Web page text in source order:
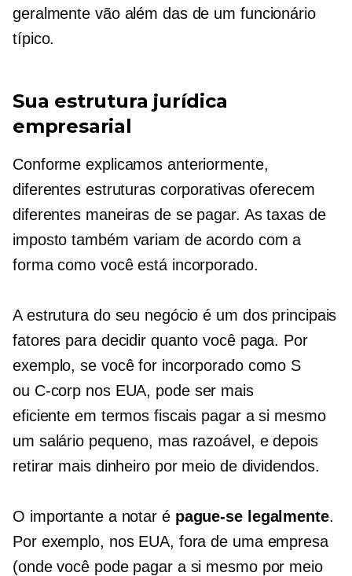
geralmente vão além das de um funcionário
típico.
Sua estrutura jurídica
empresarial
Conforme explicamos anteriormente,
diferentes estruturas corporativas oferecem
diferentes maneiras de se pagar. As taxas de
imposto também variam de acordo com a
forma como você está incorporado.
A estrutura do seu negócio é um dos principais
fatores para decidir quanto você paga. Por
exemplo, se você for incorporado como S
ou C-corp nos EUA, pode ser mais
eficiente em termos fiscais pagar a si mesmo
um salário pequeno, mas razoável, e depois
retirar mais dinheiro por meio de dividendos.
O importante a notar é pague-se legalmente.
Por exemplo, nos EUA, fora de uma empresa
(onde você pode pagar a si mesmo por meio